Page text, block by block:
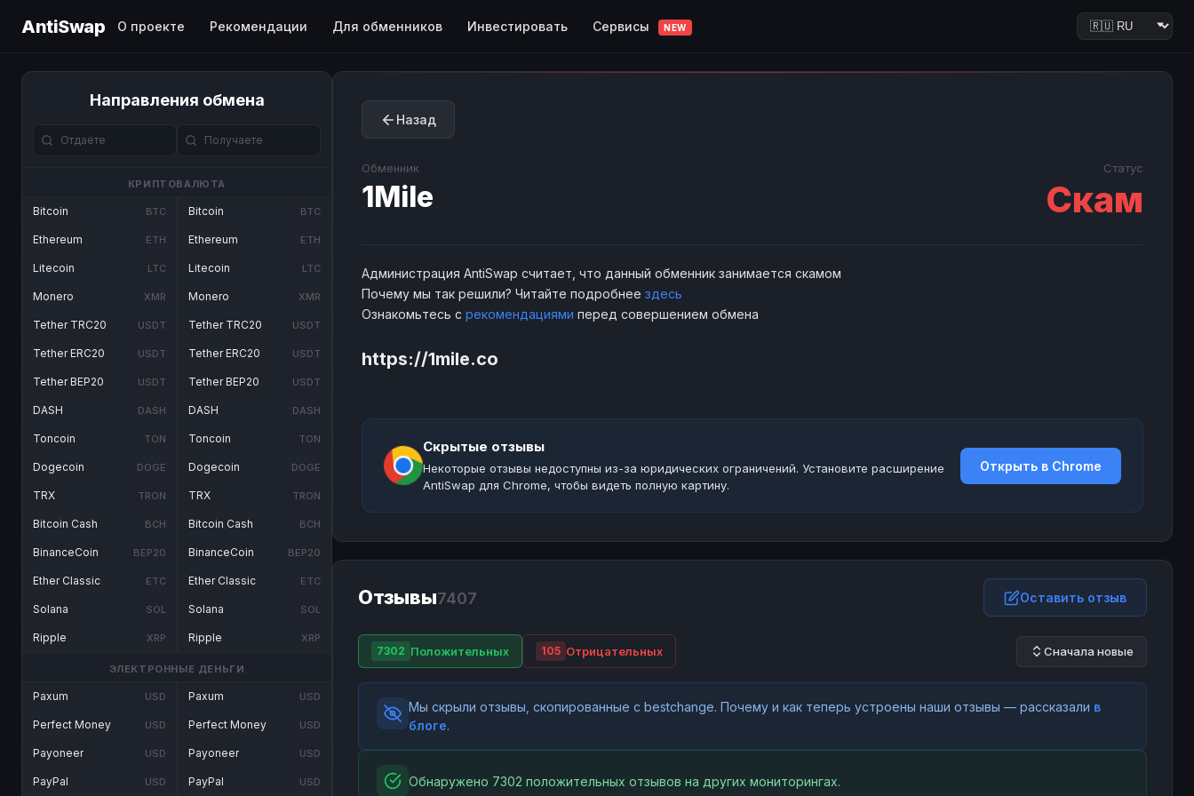
AntiSwap О проекте Рекомендации Для обменников Инвестировать Сервисы NEW
Направления обмена
КРИПТОВАЛЮТА
Bitcoin BTC
Ethereum ETH
Litecoin LTC
Monero XMR
Tether TRC20 USDT
Tether ERC20 USDT
Tether BEP20 USDT
DASH DASH
Toncoin TON
Dogecoin DOGE
TRX TRON
Bitcoin Cash BCH
BinanceCoin BEP20
Ether Classic ETC
Solana SOL
Ripple XRP
Bitcoin BTC
Ethereum ETH
Litecoin LTC
Monero XMR
Tether TRC20 USDT
Tether ERC20 USDT
Tether BEP20 USDT
DASH DASH
Toncoin TON
Dogecoin DOGE
TRX TRON
Bitcoin Cash BCH
BinanceCoin BEP20
Ether Classic ETC
Solana SOL
Ripple XRP
ЭЛЕКТРОННЫЕ ДЕНЬГИ
Paxum USD
Perfect Money USD
Payoneer USD
PayPal USD
Paxum USD
Perfect Money USD
Payoneer USD
PayPal USD
Назад
Обменник
1Mile
Статус
Скам
Администрация AntiSwap считает, что данный обменник занимается скамом
Почему мы так решили? Читайте подробнее здесь
Ознакомьтесь с рекомендациями перед совершением обмена
https://1mile.co
Скрытые отзывы
Некоторые отзывы недоступны из-за юридических ограничений. Установите расширение
AntiSwap для Chrome, чтобы видеть полную картину.
Открыть в Chrome
Отзывы7407 Оставить отзыв
7302 Положительных 105 Отрицательных Сначала новые
Мы скрыли отзывы, скопированные с bestchange. Почему и как теперь устроены наши отзывы — рассказали в
блоге.
Обнаружено 7302 положительных отзывов на других мониторингах.